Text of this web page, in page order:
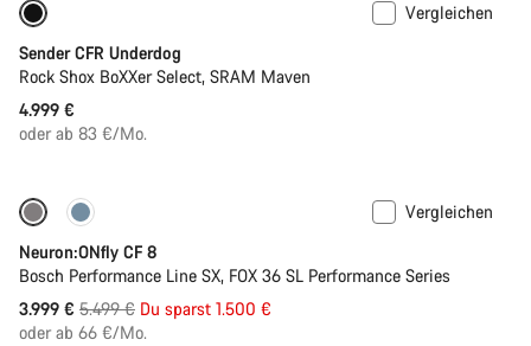
Vergleichen
Sender CFR Underdog
Rock Shox BoXXer Select, SRAM Maven
4.999 €
oder ab 83 €/Mo.
-27%
Vergleichen
Neuron:ONfly CF 8
Bosch Performance Line SX, FOX 36 SL Performance Series
3.999 € Ursprungspreis
5.499 € Du sparst 1.500 €
oder ab 66 €/Mo.